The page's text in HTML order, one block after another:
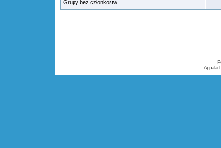
Grupy bez członkostw